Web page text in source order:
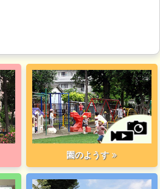
園のようす